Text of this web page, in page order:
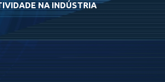
NA INDÚSTRIA